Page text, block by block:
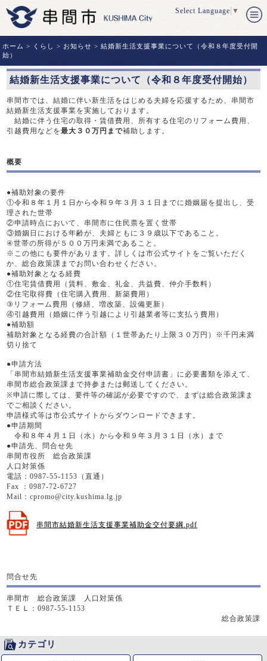
Select Language ▼
ホーム > くらし > お知らせ > 結婚新生活支援事業について（令和８年度受付開
始）
結婚新生活支援事業について（令和８年度受付開始）
串間市では、結婚に伴い新生活をはじめる夫婦を応援するため、串間市
結婚新生活支援事業を実施しております。
結婚に伴う住宅の取得・賃借費用、所有する住宅のリフォーム費用、
引越費用などを最大３０万円まで補助します。
概要
●補助対象の要件
①令和８年１月１日から令和９年３月３１日までに婚姻届を提出し、受
理された世帯
②申請時点において、串間市に住民票を置く世帯
③婚姻日における年齢が、夫婦ともに３９歳以下であること。
④世帯の所得が５００万円未満であること。
※この他にも要件があります。詳しくは市公式サイトをご覧いただく
か、総合政策課までお問い合わせください。
●補助対象となる経費
①住宅賃借費用（賃料、敷金、礼金、共益費、仲介手数料）
②住宅取得費（住宅購入費用、新築費用）
③リフォーム費用（修繕、増改築、設備更新）
④引越費用（婚姻に伴う引越により引越業者等に支払う費用）
●補助額
補助対象となる経費の合計額（１世帯あたり上限３０万円）※千円未満
切り捨て
●申請方法
「串間市結婚新生活支援事業補助金交付申請書」に必要書類を添えて、
串間市総合政策課まで持参または郵送してください。
※申請に際しては、要件等の確認が必要ですので、まずは総合政策課ま
でご相談ください。
申請様式等は市公式サイトからダウンロードできます。
●申請期間
令和８年４月１日（水）から令和９年３月３１日（水）まで
●申請先、問合せ先
串間市役所 総合政策課
人口対策係
電話：0987-55-1153（直通）
Fax ：0987-72-6727
Mail：cpromo@city.kushima.lg.jp
串間市結婚新生活支援事業補助金交付要綱.pdf
問合せ先
串間市 総合政策課 人口対策係
ＴＥＬ：0987-55-1153
総合政策課
カテゴリ